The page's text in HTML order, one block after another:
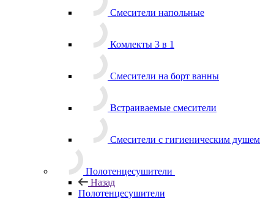
Смесители напольные
Комлекты 3 в 1
Смесители на борт ванны
Встраиваемые смесители
Смесители с гигиеническим душем
Полотенцесушители
Назад
Полотенцесушители